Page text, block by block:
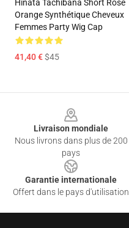
Hinata Tachibana Short Rose
Orange Synthétique Cheveux
Femmes Party Wig Cap
41,40 €$45
Livraison mondiale
Nous livrons dans plus de 200
pays
Garantie internationale
Offert dans le pays d'utilisation